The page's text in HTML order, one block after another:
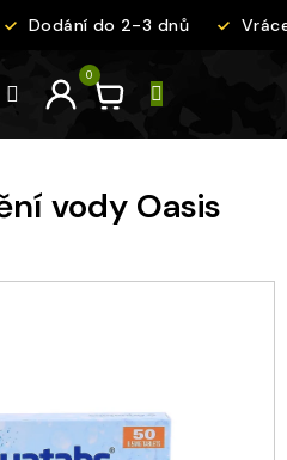
Dodání do 2-3 dnů
vody Oasis